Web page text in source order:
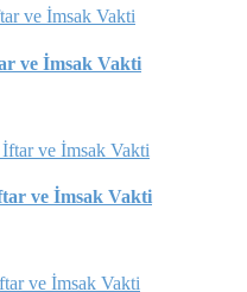
ve İmsak Vakti
ve İmsak Vakti